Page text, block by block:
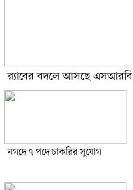
র‍্যাবের বদলে আসছে এসআরবি
নগদে ৭ পদে চাকরির সুযোগ